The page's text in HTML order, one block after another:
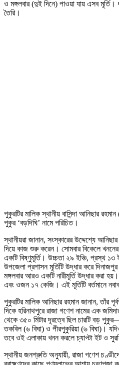
ও মঙ্গলবার (দুই দিনে) পাওয়া যায় এসব মূর্তি।
তৈরি।
পুকুরটির মালিক স্থানীয় বাসিন্দা আনিছার
পুকুর ‘বড়দিঘি’ নামে পরিচিত।
স্থানীয়রা জানান, সংস্কারের উদ্দেশ্যে
দিয়ে কাজ শুরু করেন। সোমবার বিকেলে
একটি বিষ্ণুমূর্তি। উচ্চতা ২৯ ইঞ্চি, প্রস্থ
উপজেলা প্রশাসন মূর্তিটি উদ্ধার করে
মঙ্গলবার আরও একটি নারীমূর্তি উদ্ধার করা
এবং ওজন ১৭ কেজি। এই মূর্তিটি বর্তমানে
পুকুরটির মালিক আনিছার রহমান জানান, তাঁর
দিকে হরিনাথপুরে রাজা গণেশ নামের এক
থেকে ৩৫০ মিটার দূরত্বে ছিল চারটি বড়
তকবিল (৬ বিঘা) ও পীরপুকুরিয়া (৬ বিঘা)।
তবে ওই এলাকায় খনন করলে চ্যাপ্টা ইট ও
স্থানীয় জনশ্রুতি অনুযায়ী, রাজা গণেশ